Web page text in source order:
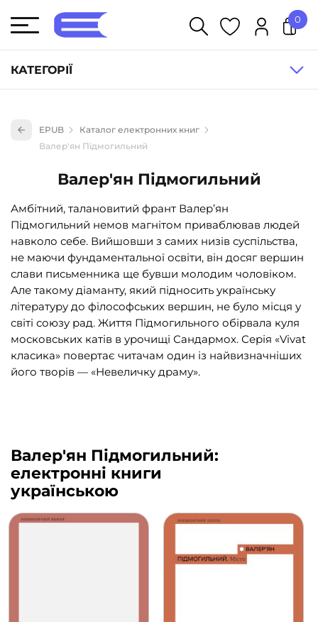
КАТЕГОРІЇ
Книги для дітей (836)
Науково-популярна література (1015)
Навчальна література та посібники (527)
Енциклопедії, довідники, словники (55)
Подарункові сертифікати (1)
0
EPUB
Каталог електронних книг
Валер'ян Підмогильний
Валер'ян Підмогильний
Амбітний, талановитий франт Валер’ян
Підмогильний немов магнітом приваблював людей
навколо себе. Вийшовши з самих низів суспільства,
не маючи фундаментальної освіти, він досяг вершин
слави письменника ще бувши молодим чоловіком.
Але такому діаманту, який підносить українську
літературу до філософських вершин, не було місця у
світі союзу рад. Життя Підмогильного обірвала куля
московських катів в урочищі Сандармох. Серія «Vivat
класика» повертає читачам один із найвизначніших
його творів — «Невеличку драму».
Валер'ян Підмогильний:
електронні книги
українською